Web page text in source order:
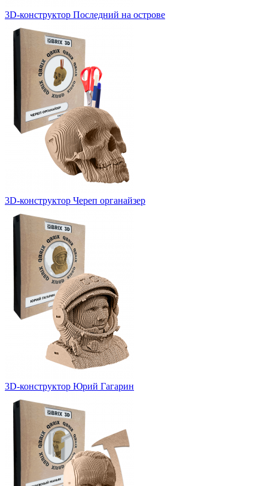
3D-конструктор Последний на острове
3D-конструктор Череп органайзер
3D-конструктор Юрий Гагарин